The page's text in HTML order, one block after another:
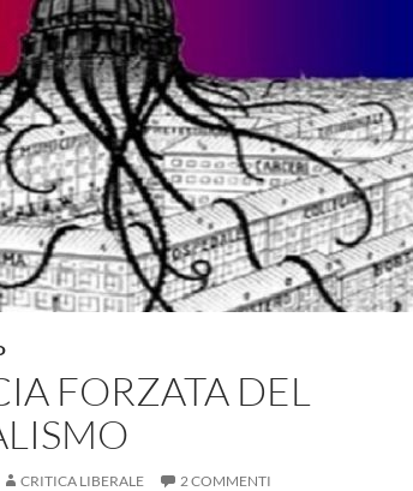
FORZATA DEL
CRITICA LIBERALE 2 COMMENTI